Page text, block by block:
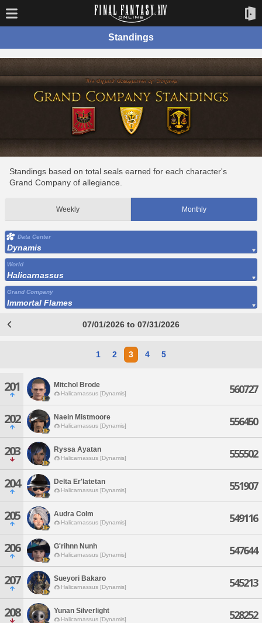
Standings
Standings based on total seals earned for each character's
Grand Company of allegiance.
Weekly Monthly
Data Center
Dynamis
World
Halicarnassus
Grand Company
Immortal Flames
07/01/2026 to 07/31/2026
1 2 3 4 5
201 Mitchol Brode
Halicarnassus [Dynamis] 560727
202 Naein Mistmoore
Halicarnassus [Dynamis] 556450
203 Ryssa Ayatan
Halicarnassus [Dynamis] 555502
204 Delta Er'latetan
Halicarnassus [Dynamis] 551907
205 Audra Colm
Halicarnassus [Dynamis] 549116
206 G'rihnn Nunh
Halicarnassus [Dynamis] 547644
207 Sueyori Bakaro
Halicarnassus [Dynamis] 545213
208 Yunan Silverlight
Halicarnassus [Dynamis] 528252